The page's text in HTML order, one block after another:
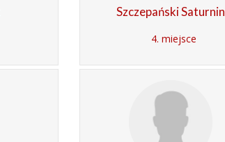
Szczepański Saturnin
4. miejsce